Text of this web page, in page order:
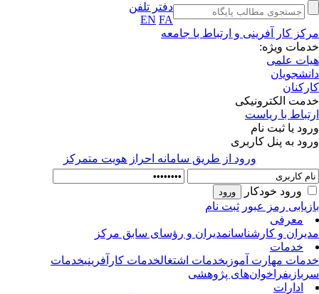
دفتر تلفن
EN FA
کار آفرینی و ارتباط با جامعه
ویژه:
علمی
الکترونیکی
با ریاست
یا ثبت نام
به پنل کاربری
ورود از طريق سامانه احراز هويت متمركز
ورود خودکار
رمز عبور ثبت نام
معرفی
و کارشناسانمدیران و رؤسای سابق مرکز
خدمات
مهارت آموزیخدمات اشتغالخدمات کارآفرینیخدمات
فراخوان‌های پژوهشی
ادارات